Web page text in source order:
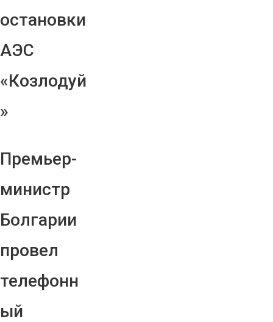
остановки
АЭС
«Козлодуй
»
Премьер-
министр
Болгарии
провел
телефонн
ый